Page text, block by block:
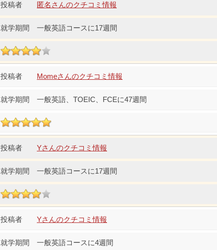
匿名さんのクチコミ情報
一般英語コースに17週間
Momeさんのクチコミ情報
一般英語、TOEIC、FCEに47週間
Yさんのクチコミ情報
一般英語コースに17週間
Yさんのクチコミ情報
一般英語コースに4週間